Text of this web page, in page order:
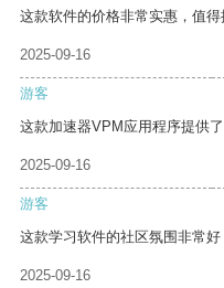
这款软件的价格非常实惠，值得
2025-09-16
游客
这款加速器VPM应用程序提供
2025-09-16
游客
这款学习软件的社区氛围非常好
2025-09-16